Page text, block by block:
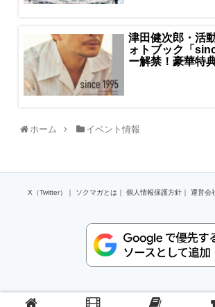
津田健次郎・活
ォトブック「
ー解禁！豪華特
ホーム イベント情報
X（Twitter） ｜ ソクマガとは ｜ 個人情報保護方針 ｜ 運営会
Copyright (C) 2024 and factory,inc All Rights